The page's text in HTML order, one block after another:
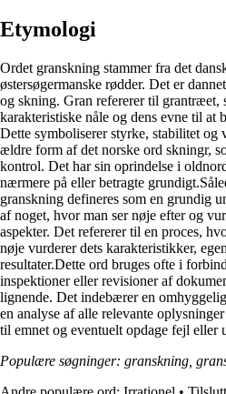
Etymologi
Ordet granskning stammer fra det
østersøgermanske rødder. Det er
og skning. Gran refererer til grantræet,
karakteristiske nåle og dens evne til at
Dette symboliserer styrke, stabilitet og
ældre form af det norske ord skningr,
kontrol. Det har sin oprindelse i
nærmere på eller betragte
granskning defineres som en grundig
af noget, hvor man ser nøje efter og
aspekter. Det refererer til en proces,
nøje vurderer dets karakteristikker,
resultater.Dette ord bruges ofte i
inspektioner eller revisioner af
lignende. Det indebærer en
en analyse af alle relevante
til emnet og eventuelt opdage fejl eller
Populære søgninger: granskning,